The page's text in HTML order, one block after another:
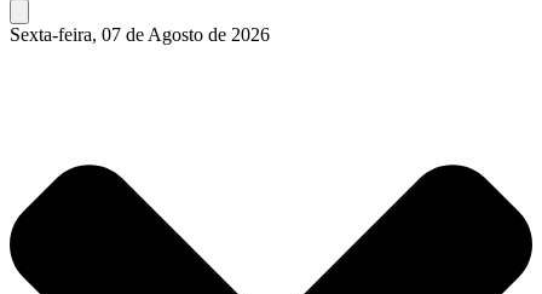
Sexta-feira, 07 de Agosto de 2026